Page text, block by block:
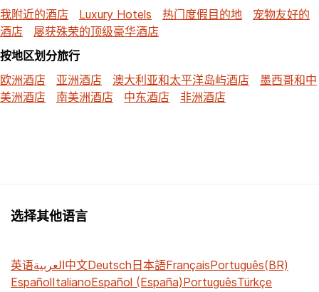
我附近的酒店
Luxury Hotels 热门度假目的地
宠物友好的
酒店
屡获殊荣的顶级豪华酒店
按地区划分旅行
欧洲酒店
亚洲酒店 澳大利亚和太平洋岛屿酒店
墨西哥和中
美洲酒店
南美洲酒店 中东酒店 非洲酒店
选择其他语言
英语العربية中文Deutsch日本語FrançaisPortuguês(BR)
EspañolItalianoEspañol (España)PortuguêsTürkçe